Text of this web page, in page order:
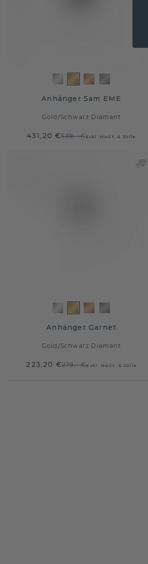
Anhänger Sam EME
Gold /Schwarz Diamant
431,20 €539,- €Exkl. MwSt. & Zölle
Anhänger Garnet
Gold /Schwarz Diamant
223,20 €279,- €Exkl. MwSt. & Zölle